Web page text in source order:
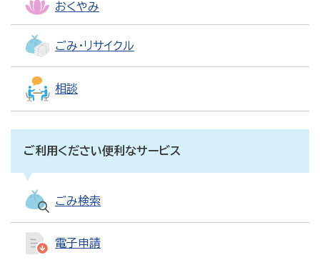
おくやみ
ごみ・リサイクル
相談
ご利用ください便利なサービス
ごみ検索
電子申請